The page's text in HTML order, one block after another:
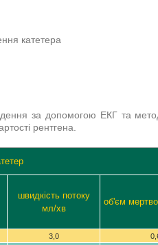
катетера
за допомогою ЕКГ та
рентгена.
швидкість потоку
мл/хв
об'єм
3,0